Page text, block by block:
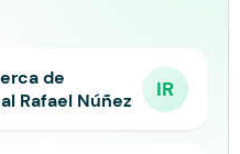
de
Rafael Núñez
IR